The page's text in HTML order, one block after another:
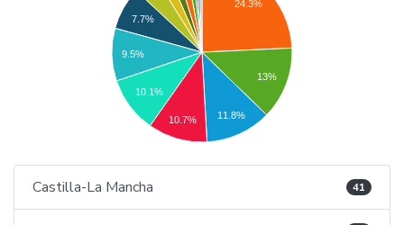
24.3%
13%
11.8%
7.7%
9.5%
10.1%
10.7%
Castilla-La Mancha 41